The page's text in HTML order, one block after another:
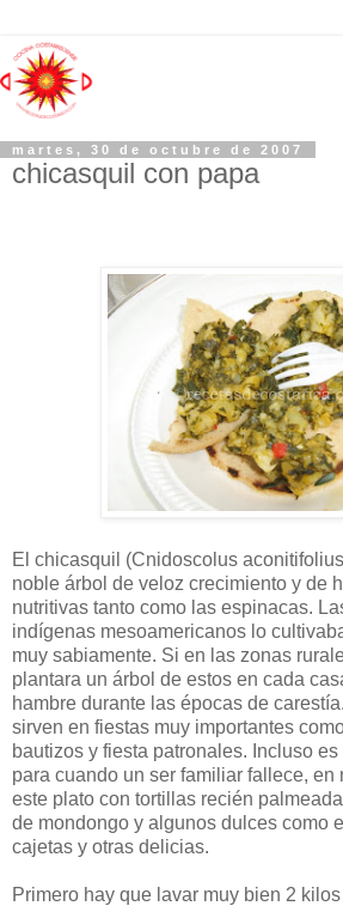
martes, 30 de octubre de 2007
chicasquil con papa
El chicasquil (Cnidoscolus
noble árbol de veloz crecimiento y de
nutritivas tanto como las espinacas.
indígenas mesoamericanos lo
muy sabiamente. Si en las zonas
plantara un árbol de estos en cada
hambre durante las épocas de
sirven en fiestas muy importantes
bautizos y fiesta patronales. Incluso
para cuando un ser familiar fallece, en
este plato con tortillas recién
de mondongo y algunos dulces como
cajetas y otras delicias.
Primero hay que lavar muy bien 2